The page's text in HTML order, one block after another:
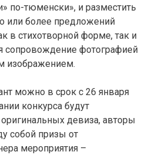
по-тюменски», и разместить
или более предложений
в стихотворной форме, так и
сопровождение фотографией
изображением.
можно в срок с 26 января
конкурса будут
девиза, авторы
собой призы от
мероприятия –